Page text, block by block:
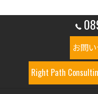
お問
Right Path